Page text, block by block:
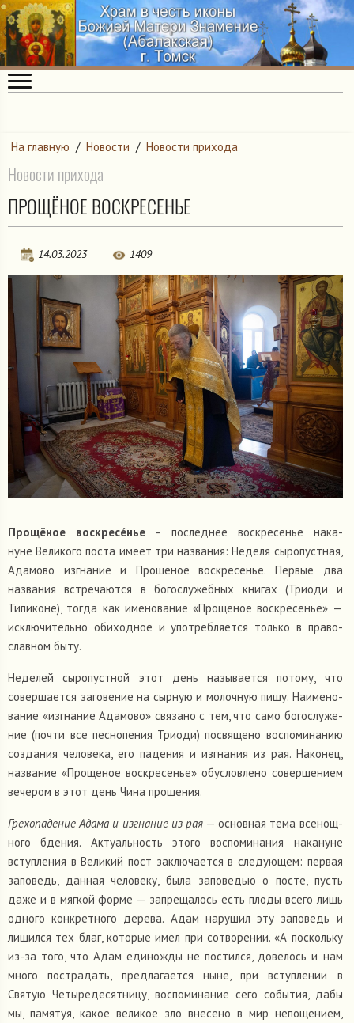
На главную / Новости / Новости прихода
Новости прихода
ПРОЩЁНОЕ ВОСКРЕСЕНЬЕ
14.03.2023 1409
Про­щё­ное воскресе́нье– послед­нее вос­кре­се­нье нака­
нуне Вели­кого поста имеет три назва­ния: Неделя сыро­пуст­ная,
Ада­мово изгна­ние и Про­ще­ное вос­кре­се­нье. Первые два
назва­ния встре­ча­ются в бого­слу­жеб­ных книгах (Триоди и
Типи­коне), тогда как име­но­ва­ние «Про­ще­ное вос­кре­се­нье» —
исклю­чи­тельно оби­ход­ное и упо­треб­ля­ется только в пра­во­
слав­ном быту.
Неде­лей сыро­пуст­ной этот день назы­ва­ется потому, что
совер­ша­ется заго­ве­ние на сырную и молоч­ную пищу. Наиме­но­
ва­ние «изгна­ние Ада­мово» свя­зано с тем, что само бого­слу­же­
ние (почти все пес­но­пе­ния Триоди) посвя­щено вос­по­ми­на­нию
созда­ния чело­века, его паде­ния и изгна­ния из рая. Нако­нец,
назва­ние «Про­ще­ное вос­кре­се­нье» обу­слов­лено совер­ше­нием
вече­ром в этот день Чина про­ще­ния.
Гре­хо­па­де­ние Адама и изгна­ние из рая— основ­ная тема все­нощ­
ного бдения. Акту­аль­ность этого вос­по­ми­на­ния нака­нуне
вступ­ле­ния в Вели­кий пост заклю­ча­ется в сле­ду­ю­щем: первая
запо­ведь, данная чело­веку, была запо­ве­дью о посте, пусть
даже и в мягкой форме — запре­ща­лось есть плоды всего лишь
одного кон­крет­ного дерева. Адам нару­шил эту запо­ведь и
лишился тех благ, кото­рые имел при сотво­ре­нии. «А поскольку
из-за того, что Адам еди­но­жды не постился, дове­лось и нам
много постра­дать, пред­ла­га­ется ныне, при вступ­ле­нии в
Святую Четы­ре­де­сят­ницу, вос­по­ми­на­ние сего собы­тия, дабы
мы, памя­туя, какое вели­кое зло вне­сено в мир непо­ще­нием,